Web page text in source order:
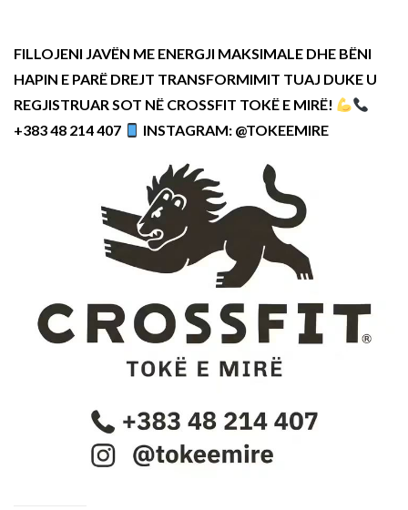
FILLOJENI JAVËN ME ENERGJI MAKSIMALE DHE BËNI
HAPIN E PARË DREJT TRANSFORMIMIT TUAJ DUKE U
REGJISTRUAR SOT NË CROSSFIT TOKË E MIRË!
+383 48 214 407
INSTAGRAM: @TOKEEMIRE